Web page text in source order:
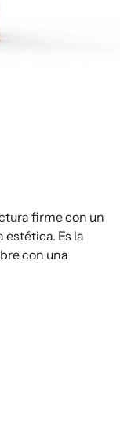
firme con un
Es la
con una